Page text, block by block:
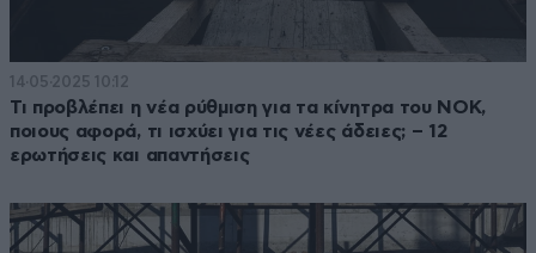
14·05·2025 10:12
Τι προβλέπει η νέα ρύθμιση για τα κίνητρα του ΝΟΚ,
ποιους αφορά, τι ισχύει για τις νέες άδειες; – 12
ερωτήσεις και απαντήσεις